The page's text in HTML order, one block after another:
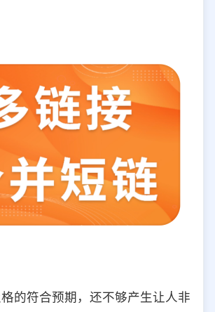
的符合预期，还不够产生让人非